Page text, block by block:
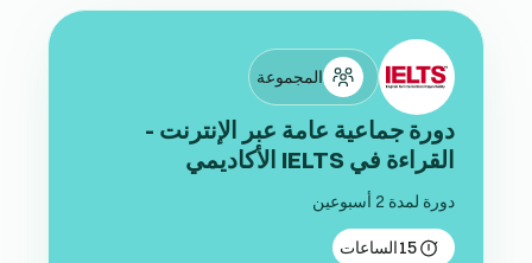
المجموعة
دورة جماعية عامة عبر الإنترنت -
القراءة في IELTS الأكاديمي
دورة لمدة 2 أسبوعين
15الساعات